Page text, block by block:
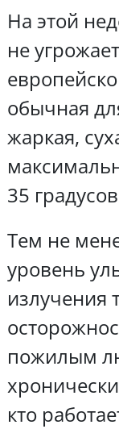
На этой
не
обычная
жаркая,
35
Тем не
уровень
излучения
пожилым
кто